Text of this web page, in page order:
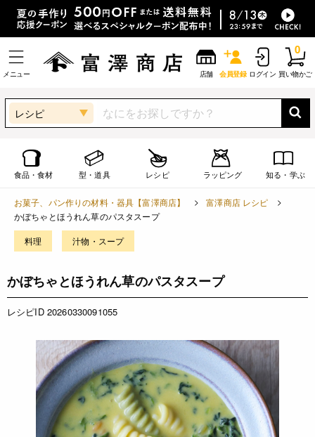
メニュー 店舗 会員登録 ログイン 買い物かご
0
レシピ
食品・食材 型・道具 レシピ ラッピング 知る・学ぶ
お菓子、パン作りの材料・器具【富澤商店】
富澤商店 レシピ
かぼちゃとほうれん草のパスタスープ
料理 汁物・スープ
かぼちゃとほうれん草のパスタスープ
レシピID 20260330091055